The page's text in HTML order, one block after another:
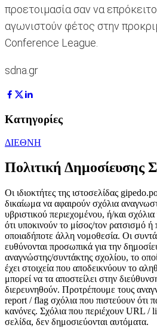
προετοιμασία σαν να
αγωνιστούν φέτος στην
Conference League.
sdna.gr
Κατηγορίες
ΔΙΕΘΝΗ
Πολιτική Δημοσίευσης
Οι ιδιοκτήτες της ιστοσελίδας
δικαίωμα να αφαιρούν σχόλια
υβριστικού περιεχομένου, ή/και
ότι υποκινούν το μίσος/τον ρατσισμό
οποιαδήποτε άλλη νομοθεσία. Οι
ευθύνονται προσωπικά για την
αναγνώστης/συντάκτης σχολίου, το
έχει στοιχεία που αποδεικνύουν το
μπορεί να τα αποστείλει στην
διερευνηθούν. Προτρέπουμε τους
report / flag σχόλια που πιστεύουν ότι
κανόνες. Σχόλια που περιέχουν URL /
σελίδα, δεν δημοσιεύονται αυτόματα.